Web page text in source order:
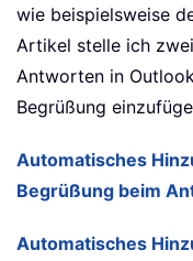
wie beispielsweise
Artikel stelle ich
Antworten in
Begrüßung
Automatisches
Begrüßung beim
Automatisches